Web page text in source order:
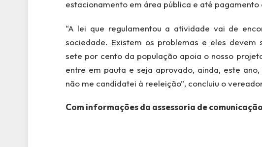
estacionamento em área pública e até pagamento
“A lei que regulamentou a atividade vai de
sociedade. Existem os problemas e eles
sete por cento da população apoia o nosso
entre em pauta e seja aprovado, ainda, este
não me candidatei à reeleição”, concluiu o
Com informações da assessoria de